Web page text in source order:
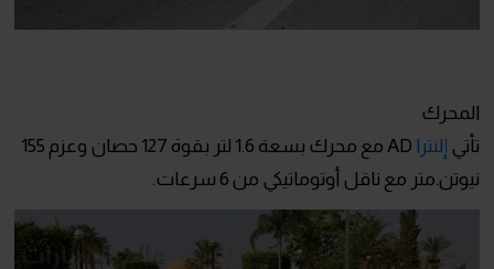
المحرك
تأتي إلنترا
AD مع محرك بسعة 1.6 لتر بقوة 127 حصان وعزم 155
نيوتن.متر مع ناقل أوتوماتيكي من 6 سرعات.